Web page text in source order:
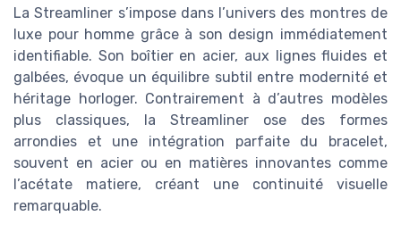
La Streamliner s’impose dans l’univers des montres de
luxe pour homme grâce à son design immédiatement
identifiable. Son boîtier en acier, aux lignes fluides et
galbées, évoque un équilibre subtil entre modernité et
héritage horloger. Contrairement à d’autres modèles
plus classiques, la Streamliner ose des formes
arrondies et une intégration parfaite du bracelet,
souvent en acier ou en matières innovantes comme
l’acétate matiere, créant une continuité visuelle
remarquable.